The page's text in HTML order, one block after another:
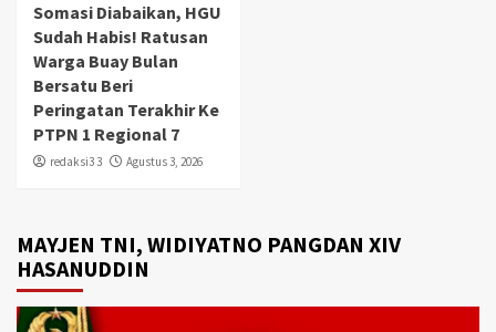
Somasi Diabaikan, HGU
Sudah Habis! Ratusan
Warga Buay Bulan
Bersatu Beri
Peringatan Terakhir Ke
PTPN 1 Regional 7
redaksi3 3 Agustus 3, 2026
MAYJEN TNI, WIDIYATNO PANGDAN XIV
HASANUDDIN